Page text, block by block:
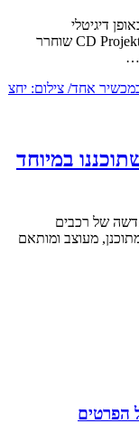
עוד לקנות את סייברפאנק 2077 באופן דיגיטלי
בפלייסטיישן. Cyberpunk 2077 של CD Projekt Red שוחרר
במיוחד
של רכבים
מעוצב ומותאם